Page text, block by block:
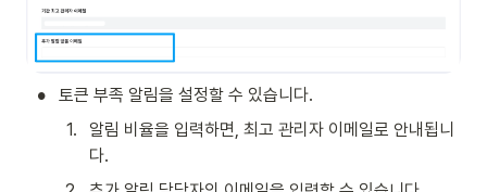
•
토큰 부족 알림을 설정할 수 있습니다.
1.
알림 비율을 입력하면, 최고 관리자 이메일로 안내됩니
다.